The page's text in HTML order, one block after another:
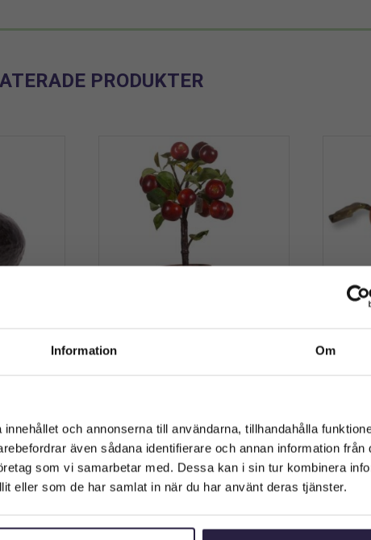
Information Om
och annonserna till användarna, tillhandahålla
även sådana identifierare och annan information från
som vi samarbetar med. Dessa kan i sin tur kombinera
eller som de har samlat in när du har använt deras tjänster.
PRODUKTER
frukt 10
Äppelträd | Äpple i kruka 40
1169kr
Lägg till i varukorg
till Webflower
är du? Du kan alltid justera ditt val längst upp
Företagskund (exkl. moms)